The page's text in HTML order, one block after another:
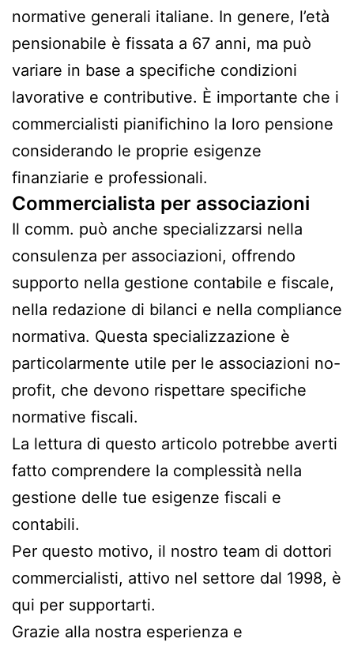
normative generali italiane. In genere, l’età
pensionabile è fissata a 67 anni, ma può
variare in base a specifiche condizioni
lavorative e contributive. È importante che i
commercialisti pianifichino la loro pensione
considerando le proprie esigenze
finanziarie e professionali.
Commercialista per associazioni
Il comm. può anche specializzarsi nella
consulenza per associazioni, offrendo
supporto nella gestione contabile e fiscale,
nella redazione di bilanci e nella compliance
normativa. Questa specializzazione è
particolarmente utile per le associazioni no-
profit, che devono rispettare specifiche
normative fiscali.
La lettura di questo articolo potrebbe averti
fatto comprendere la complessità nella
gestione delle tue esigenze fiscali e
contabili.
Per questo motivo, il nostro team di dottori
commercialisti, attivo nel settore dal 1998, è
qui per supportarti.
Grazie alla nostra esperienza e